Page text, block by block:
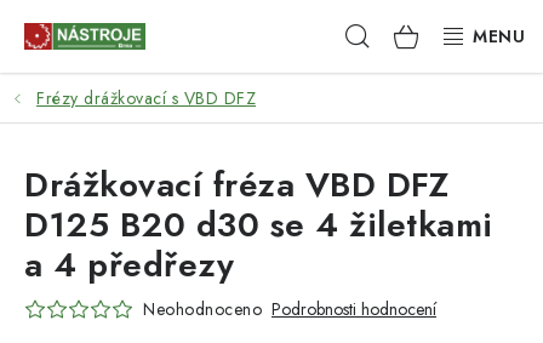
Hledat NÁKUPNÍ
KOŠÍK
NÁSTROJE
BRUSIVO
Frézy drážkovací s VBD DFZ
Drážkovací fréza VBD DFZ
D125 B20 d30 se 4 žiletkami
a 4 předřezy
Neohodnoceno Podrobnosti hodnocení